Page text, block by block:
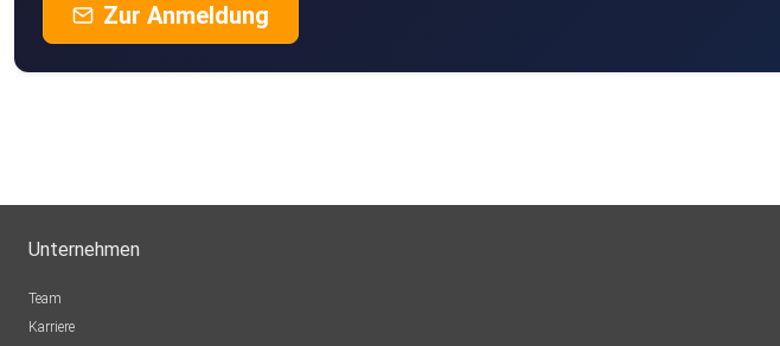
Zur Anmeldung
Unternehmen
Team
Karriere